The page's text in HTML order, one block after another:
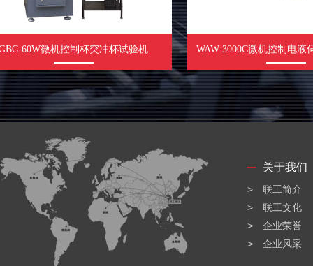
微机控制杯突冲杯试验机 WAW-3000C微机控制电液伺服万
关于我们
联工简介
联工文化
企业荣誉
企业风采